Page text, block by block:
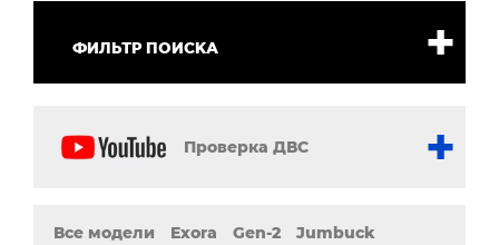
ФИЛЬТР ПОИСКА
Проверка ДВС
Все модели Exora Gen-2
Jumbuck